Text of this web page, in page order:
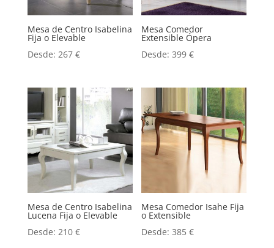
Mesa de Centro Isabelina
Fija o Elevable
Desde: 267 €
Mesa Comedor
Extensible Ópera
Desde:399€
Mesa de Centro Isabelina
Lucena Fija o Elevable
Desde: 210 €
Mesa Comedor Isahe Fija
o Extensible
Desde:385€